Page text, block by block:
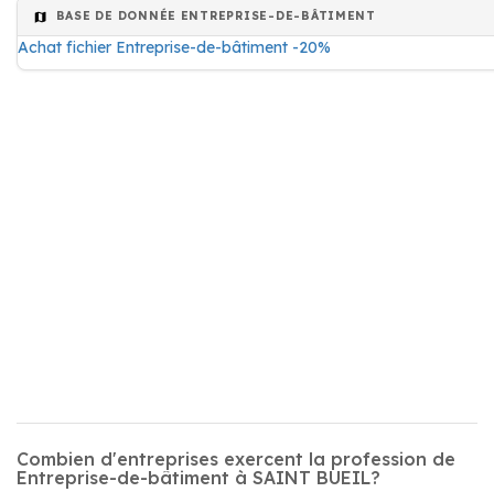
BASE DE DONNÉE ENTREPRISE-DE-BÂTIMENT
Achat fichier Entreprise-de-bâtiment -20%
Combien d'entreprises exercent la profession de
Entreprise-de-bâtiment à SAINT BUEIL?